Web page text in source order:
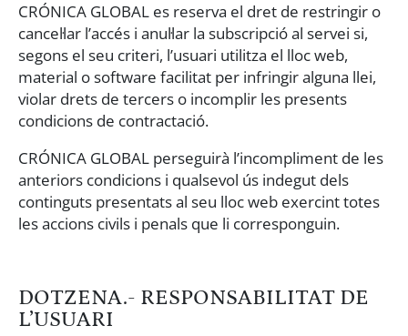
CRÓNICA GLOBAL es reserva el dret de restringir o
cancel·lar l’accés i anul·lar la subscripció al servei si,
segons el seu criteri, l’usuari utilitza el lloc web,
material o software facilitat per infringir alguna llei,
violar drets de tercers o incomplir les presents
condicions de contractació.
CRÓNICA GLOBAL perseguirà l’incompliment de les
anteriors condicions i qualsevol ús indegut dels
continguts presentats al seu lloc web exercint totes
les accions civils i penals que li corresponguin.
DOTZENA.- RESPONSABILITAT DE
L’USUARI